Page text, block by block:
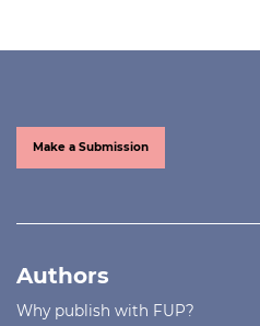
Make a Submission
Authors
Why publish with FUP?